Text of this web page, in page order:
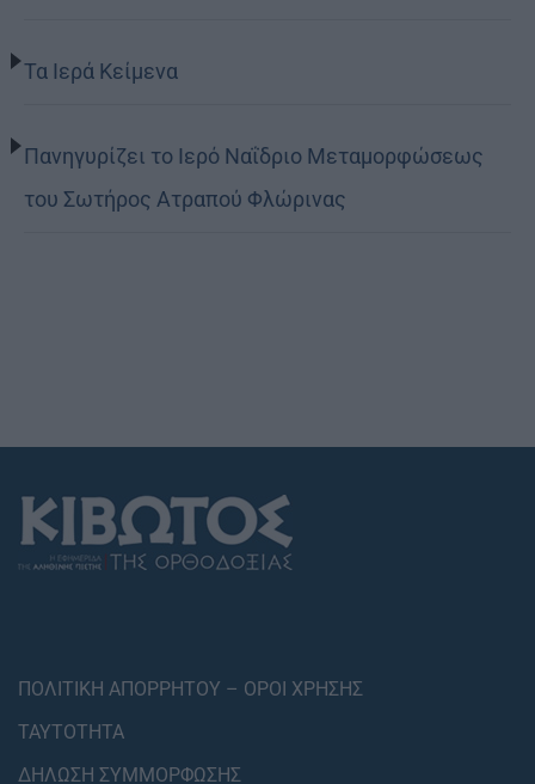
Τα Ιερά Κείμενα
Πανηγυρίζει το Ιερό Ναΐδριο Μεταμορφώσεως
του Σωτήρος Ατραπού Φλώρινας
ΠΟΛΙΤΙΚΗ ΑΠΟΡΡΗΤΟΥ – ΟΡΟΙ ΧΡΗΣΗΣ
ΤΑΥΤΟΤΗΤΑ
ΔΗΛΩΣΗ ΣΥΜΜΟΡΦΩΣΗΣ